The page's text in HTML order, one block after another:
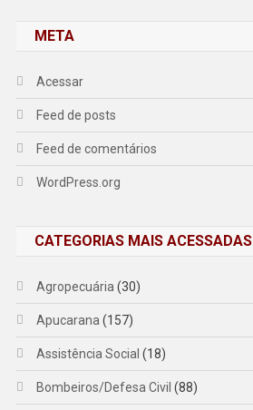
META
Acessar
Feed de posts
Feed de comentários
WordPress.org
CATEGORIAS MAIS ACESSADAS
Agropecuária (30)
Apucarana (157)
Assistência Social (18)
Bombeiros/Defesa Civil (88)